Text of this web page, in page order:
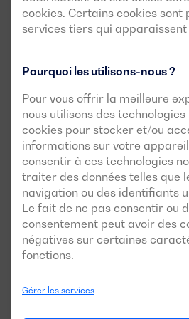
cookies. Certains cookies sont
services tiers qui apparaissent
Pourquoi les utilisons-nous ?
Pour vous offrir la meilleure
nous utilisons des
cookies pour stocker et/ou
informations sur votre
consentir à ces technologies
traiter des données telles que
navigation ou des identifiants
Le fait de ne pas consentir ou
consentement peut avoir des
négatives sur certaines
fonctions.
Gérer les services
Cas de